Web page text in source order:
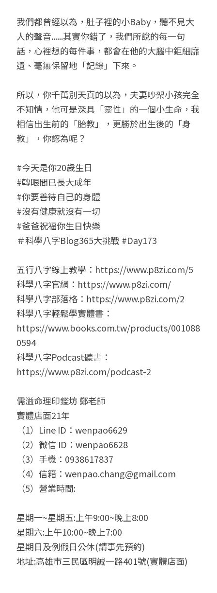
我們都曾經以為，肚子裡的小Baby，聽不見大
人的聲音......其實你錯了，我們所說的每一句
話，心裡想的每件事，都會在他的大腦中鉅細靡
遺、毫無保留地「記錄」下來。
所以，你千萬別天真的以為，夫妻吵架小孩完全
不知情，他可是深具「靈性」的一個小生命，我
相信出生前的「胎教」，更勝於出生後的「身
教」，你認為呢？
#今天是你20歲生日
#轉眼間已長大成年
#你要善待自己的身體
#沒有健康就沒有一切
#爸爸祝福你生日快樂
＃科學八字Blog365大挑戰 #Day173
五行八字線上教學：https://www.p8zi.com/5
科學八字官網：https://www.p8zi.com/
科學八字部落格：https://www.p8zi.com/2
科學八字輕鬆學實體書：
https://www.books.com.tw/products/001088
0594
科學八字Podcast聽書：
https://www.p8zi.com/podcast-2
儒溢命理印鑑坊 鄭老師
實體店面21年
（1）Line ID：wenpao6629
（2）微信 ID：wenpao6628
（3）手機：0938617837
（4）信箱：wenpao.chang@gmail.com
（5）營業時間:
星期一~星期五:上午9:00~晚上8:00
星期六:上午10:00~晚上7:00
星期日及例假日公休(請事先預約)
地址:高雄市三民區明誠一路401號(實體店面)